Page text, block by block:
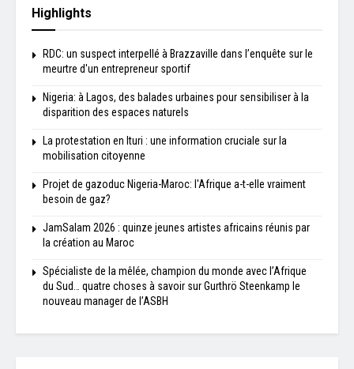
Highlights
RDC: un suspect interpellé à Brazzaville dans l’enquête sur le
meurtre d'un entrepreneur sportif
Nigeria: à Lagos, des balades urbaines pour sensibiliser à la
disparition des espaces naturels
La protestation en Ituri : une information cruciale sur la
mobilisation citoyenne
Projet de gazoduc Nigeria-Maroc: l'Afrique a-t-elle vraiment
besoin de gaz?
JamSalam 2026 : quinze jeunes artistes africains réunis par
la création au Maroc
Spécialiste de la mêlée, champion du monde avec l’Afrique
du Sud… quatre choses à savoir sur Gurthrö Steenkamp le
nouveau manager de l’ASBH